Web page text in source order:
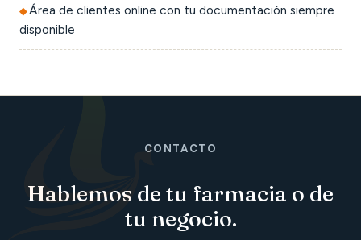
Área de clientes online con tu documentación siempre
disponible
CONTACTO
Hablemos de tu farmacia o de
tu negocio.